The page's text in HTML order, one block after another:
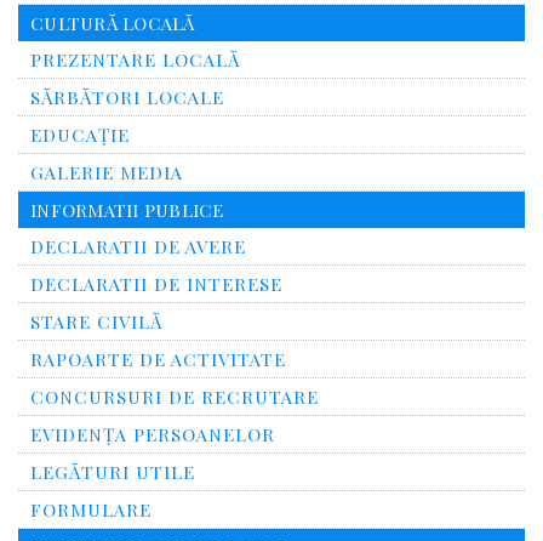
CULTURĂ LOCALĂ
PREZENTARE LOCALĂ
SĂRBĂTORI LOCALE
EDUCAȚIE
GALERIE MEDIA
INFORMATII PUBLICE
DECLARATII DE AVERE
DECLARATII DE INTERESE
STARE CIVILĂ
RAPOARTE DE ACTIVITATE
CONCURSURI DE RECRUTARE
EVIDENȚA PERSOANELOR
LEGĂTURI UTILE
FORMULARE